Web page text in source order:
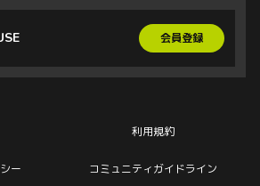
会員登録
利用規約
ー コミュニティガイドライン